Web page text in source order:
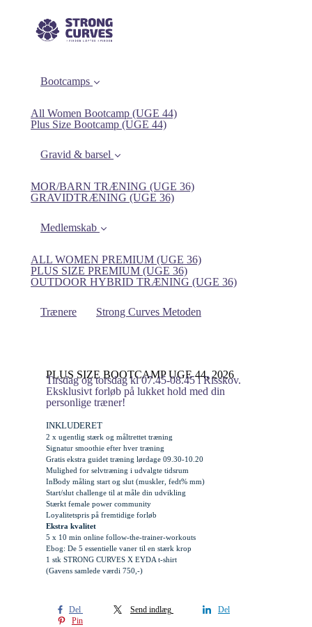
Bootcamps
All Women Bootcamp (UGE 44)
Plus Size Bootcamp (UGE 44)
Gravid & barsel
MOR/BARN TRÆNING (UGE 36)
GRAVIDTRÆNING (UGE 36)
Medlemskab
ALL WOMEN PREMIUM (UGE 36)
PLUS SIZE PREMIUM (UGE 36)
OUTDOOR HYBRID TRÆNING (UGE 36)
Trænere Strong Curves Metoden
PLUS SIZE BOOTCAMP UGE 44, 2026
Tirsdag og torsdag kl 07.45-08.45 i Risskov.
Eksklusivt forløb på lukket hold med din
personlige træner!
INKLUDERET
2 x ugentlig stærk og måltrettet træning
Signatur smoothie efter hver træning
Gratis ekstra guidet træning lørdage 09.30-10.20
Mulighed for selvtræning i udvalgte tidsrum
InBody måling start og slut (muskler, fedt% mm)
Start/slut challenge til at måle din udvikling
Stærkt female power community
Loyalitetspris på fremtidige forløb
Ekstra kvalitet
5 x 10 min online follow-the-trainer-workouts
Ebog: De 5 essentielle vaner til en stærk krop
1 stk STRONG CURVES X EYDA t-shirt
(Gavens samlede værdi 750,-)
Del Send indlæg
Del
Pin